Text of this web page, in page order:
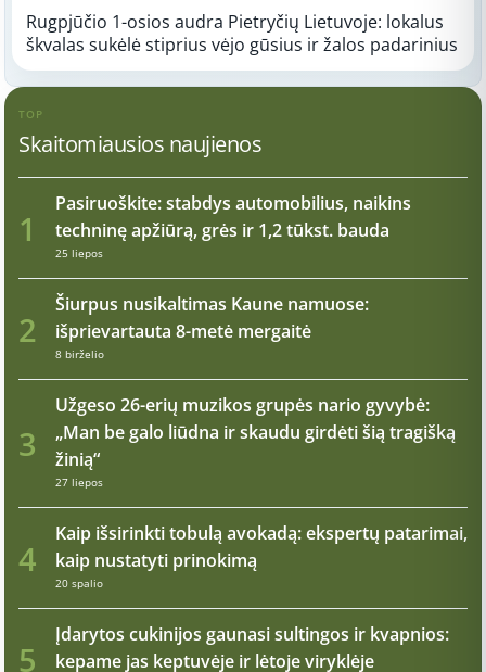
Rugpjūčio 1-osios audra Pietryčių Lietuvoje: lokalus
škvalas sukėlė stiprius vėjo gūsius ir žalos padarinius
TOP
Skaitomiausios naujienos
1
Pasiruoškite: stabdys automobilius, naikins
techninę apžiūrą, grės ir 1,2 tūkst. bauda
25 liepos
2
Šiurpus nusikaltimas Kaune namuose:
išprievartauta 8-metė mergaitė
8 birželio
3
Užgeso 26-erių muzikos grupės nario gyvybė:
„Man be galo liūdna ir skaudu girdėti šią tragišką
žinią“
27 liepos
4
Kaip išsirinkti tobulą avokadą: ekspertų patarimai,
kaip nustatyti prinokimą
20 spalio
5
Įdarytos cukinijos gaunasi sultingos ir kvapnios:
kepame jas keptuvėje ir lėtoje viryklėje